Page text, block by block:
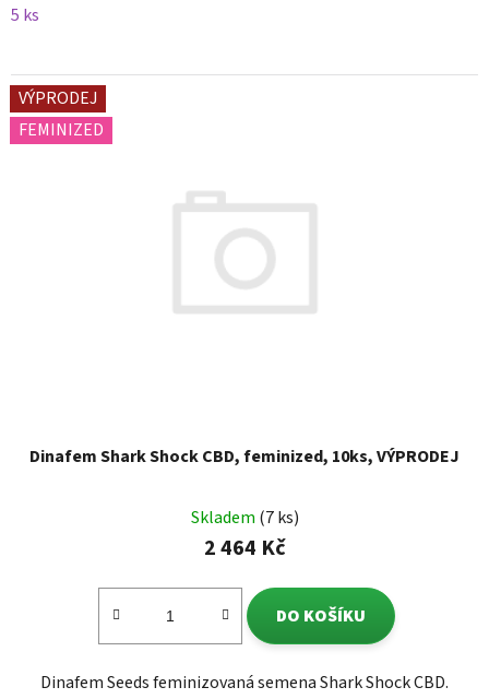
5 ks
VÝPRODEJ
FEMINIZED
Dinafem Shark Shock CBD, feminized, 10ks, VÝPRODEJ
Skladem (7 ks)
2 464 Kč
DO KOŠÍKU
Dinafem Seeds feminizovaná semena Shark Shock CBD.